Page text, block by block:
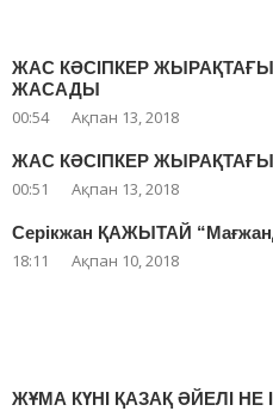
ЖАС КӘСІПКЕР
ЖАСАДЫ
00:54 Ақпан 13, 2018
ЖАС КӘСІПКЕР
00:51 Ақпан 13, 2018
Серікжан ҚАЖЫТАЙ
18:11 Ақпан 10, 2018
ЖҰМА КҮНІ ҚАЗАҚ ӘЙЕЛІ НЕ